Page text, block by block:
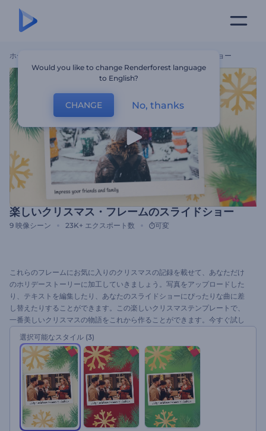
ホーム 楽しいクリスマス・フレームのスライドショー
楽しいクリスマス・フレームのスライドショー
9 映像シーン 23K+ エクスポート数 可変
これらのフレームにお気に入りのクリスマスの記録を載せて、あなただけ
のホリデーストーリーに加工していきましょう。写真をアップロードした
り、テキストを編集したり、あなたのスライドショーにぴったりな曲に差
し替えたりすることができます。この楽しいクリスマステンプレートで、
一番美しいクリスマスの物語をこれから作ることができます。今すぐ試し
てみませんか。
選択可能なスタイル (3)
Would you like to change Renderforest language
to English?
CHANGE No, thanks